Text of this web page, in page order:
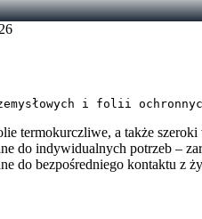
i folii
a także
do indywidualnych potrzeb –
do bezpośredniego kontaktu z